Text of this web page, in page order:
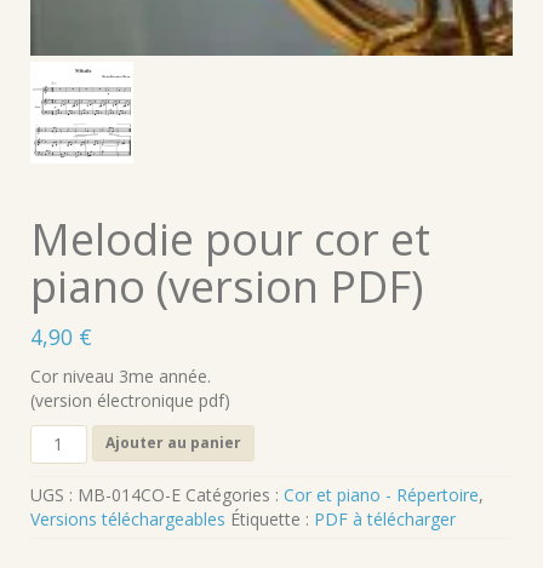
Melodie pour cor et
piano (version PDF)
4,90 €
Cor niveau 3me année.
(version électronique pdf)
quantité
de
Melodie
pour
cor
Ajouter au panier
UGS : MB-014CO-E Catégories : Cor et piano - Répertoire,
Versions téléchargeables Étiquette : PDF à télécharger